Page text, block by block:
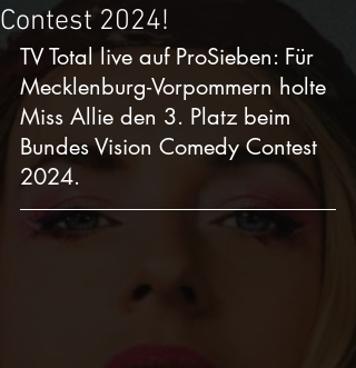
Contest 2024!
TV Total live auf ProSieben: Für
Mecklenburg-Vorpommern holte
Miss Allie den 3. Platz beim
Bundes Vision Comedy Contest
2024.